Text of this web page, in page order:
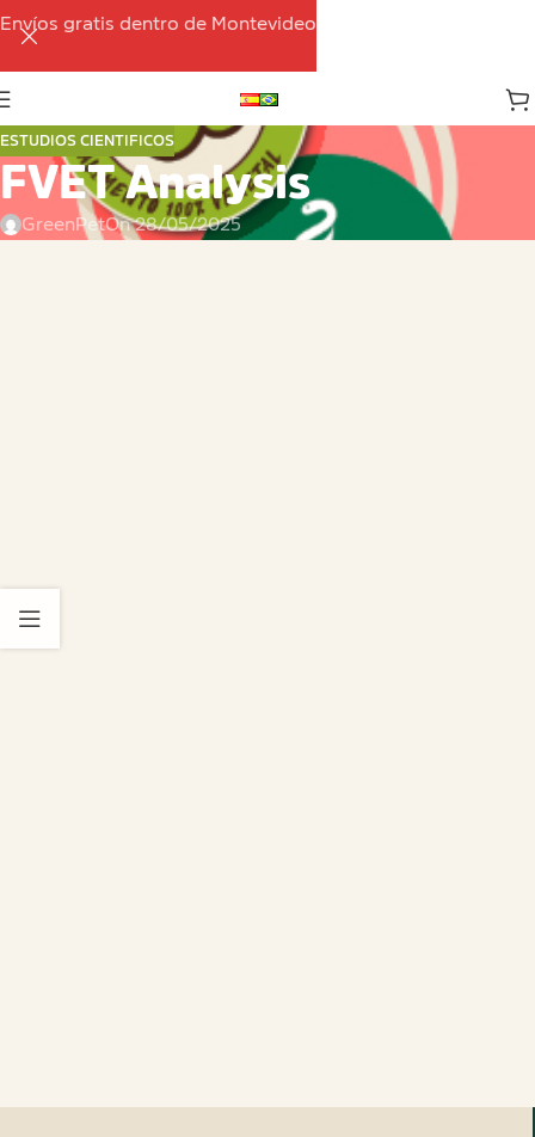
ESTUDIOS CIENTIFICOS
FVET Analysis
GreenPetOn 28/05/2025
Envíos gratis dentro de Montevideo